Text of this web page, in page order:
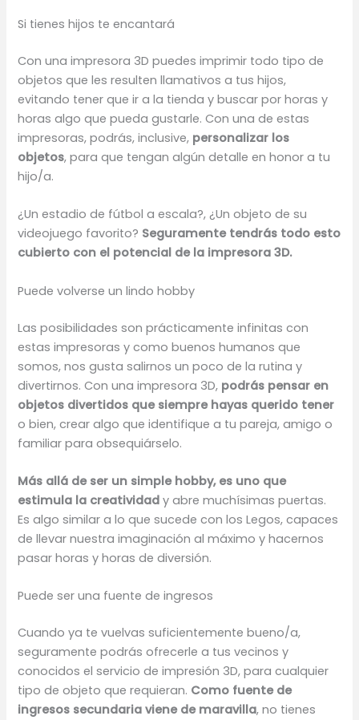
Si tienes hijos te encantará
Con una impresora 3D puedes imprimir todo tipo de
objetos que les resulten llamativos a tus hijos,
evitando tener que ir a la tienda y buscar por horas y
horas algo que pueda gustarle. Con una de estas
impresoras, podrás, inclusive, personalizar los
objetos, para que tengan algún detalle en honor a tu
hijo/a.
¿Un estadio de fútbol a escala?, ¿Un objeto de su
videojuego favorito? Seguramente tendrás todo esto
cubierto con el potencial de la impresora 3D.
Puede volverse un lindo hobby
Las posibilidades son prácticamente infinitas con
estas impresoras y como buenos humanos que
somos, nos gusta salirnos un poco de la rutina y
divertirnos. Con una impresora 3D, podrás pensar en
objetos divertidos que siempre hayas querido tener
o bien, crear algo que identifique a tu pareja, amigo o
familiar para obsequiárselo.
Más allá de ser un simple hobby, es uno que
estimula la creatividad y abre muchísimas puertas.
Es algo similar a lo que sucede con los Legos, capaces
de llevar nuestra imaginación al máximo y hacernos
pasar horas y horas de diversión.
Puede ser una fuente de ingresos
Cuando ya te vuelvas suficientemente bueno/a,
seguramente podrás ofrecerle a tus vecinos y
conocidos el servicio de impresión 3D, para cualquier
tipo de objeto que requieran. Como fuente de
ingresos secundaria viene de maravilla, no tienes